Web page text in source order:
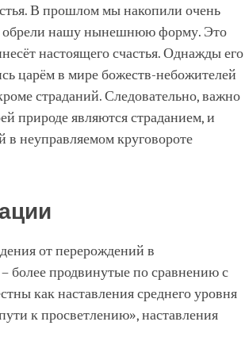
В прошлом мы накопили очень
обрели нашу нынешнюю форму. Это
настоящего счастья. Однажды его
царём в мире божеств-небожителей
страданий. Следовательно, важно
природе являются страданием, и
в неуправляемом круговороте
от перерождений в
более продвинутые по сравнению с
как наставления среднего уровня
к просветлению», наставления